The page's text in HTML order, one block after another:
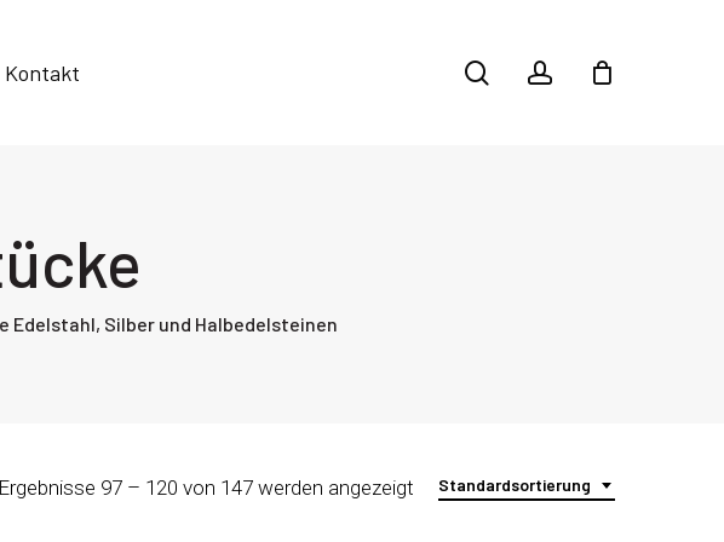
Kontakt searchaccount
Silber und Halbedelsteinen
Standardsortierung
Ergebnisse 97 – 120 von 147 werden angezeigt